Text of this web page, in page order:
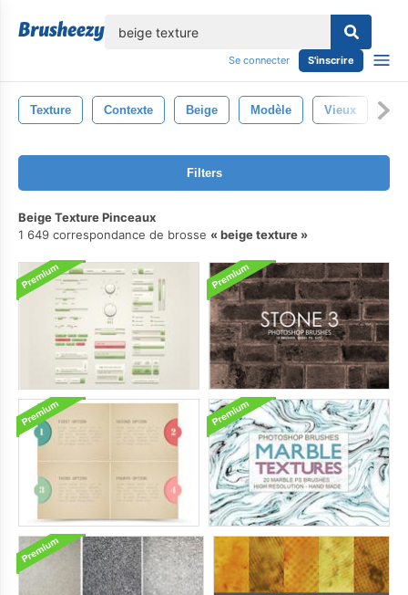
Se connecter S'inscrire
Texture Contexte Beige Modèle Vieux
Filters
Beige Texture Pinceaux
1 649 correspondance de brosse
beige texture